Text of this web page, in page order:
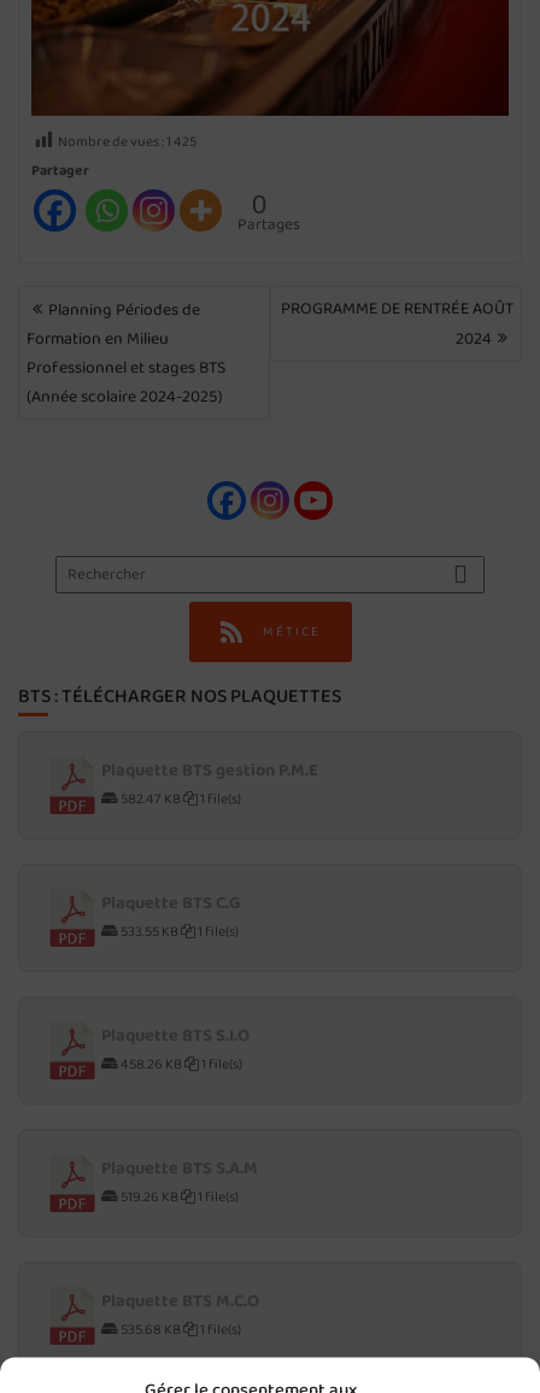
Nombre de vues :1 425
Partager
0
Partages
NAVIGATION
DE
L’ARTICLE
Planning Périodes de
Formation en Milieu
Professionnel et stages BTS
(Année scolaire 2024-2025)
PROGRAMME DE RENTRÉE AOÛT
2024
MÉTICE
BTS : TÉLÉCHARGER NOS PLAQUETTES
582.47 KB 1 file(s)
533.55 KB 1 file(s)
458.26 KB 1 file(s)
519.26 KB 1 file(s)
535.68 KB 1 file(s)